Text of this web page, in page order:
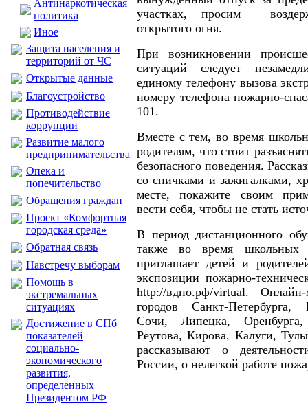
Антинаркотическая
политика
Иное
Защита населения и
территорий от ЧС
Открытые данные
Благоустройство
Противодействие
коррупции
Развитие малого
предпринимательства
Опека и
попечительство
Обращения граждан
Проект «Комфортная
городская среда»
Обратная связь
Навстречу выборам
Помощь в
экстремальных
ситуациях
Достижение в СПб
показателей
социально-
экономического
развития,
определенных
Президентом РФ
участках, просим
открытого огня.
При возникновении
ситуаций следует
единому телефону вызова
номеру телефона пожарно-
101.
Вместе с тем, во время
родителям, что стоит
безопасного поведения.
со спичками и зажигалками,
месте, покажите своим
вести себя, чтобы не стать
В период дистанционного
также во время
приглашает детей и
экспозиции пожарно-
http://вдпо.рф/virtual.
городов Санкт-Петербурга,
Сочи, Липецка, Оренбурга,
Реутова, Кирова, Калуги,
рассказывают о
России, о нелегкой работе